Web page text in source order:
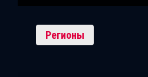
Регионы